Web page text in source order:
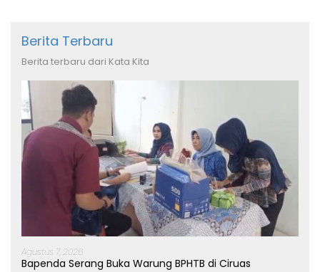
Berita Terbaru
Berita terbaru dari Kata Kita
Agustus 7, 2026
Bapenda Serang Buka Warung BPHTB di Ciruas